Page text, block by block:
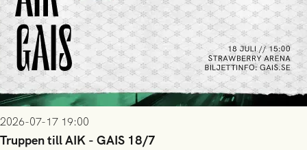
2026-07-17 19:00
Truppen till AIK - GAIS 18/7